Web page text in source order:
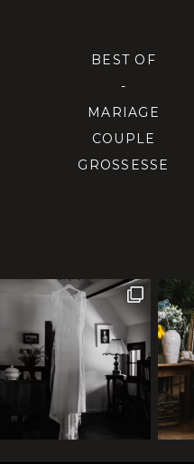
BEST OF
-
MARIAGE
COUPLE
GROSSESSE